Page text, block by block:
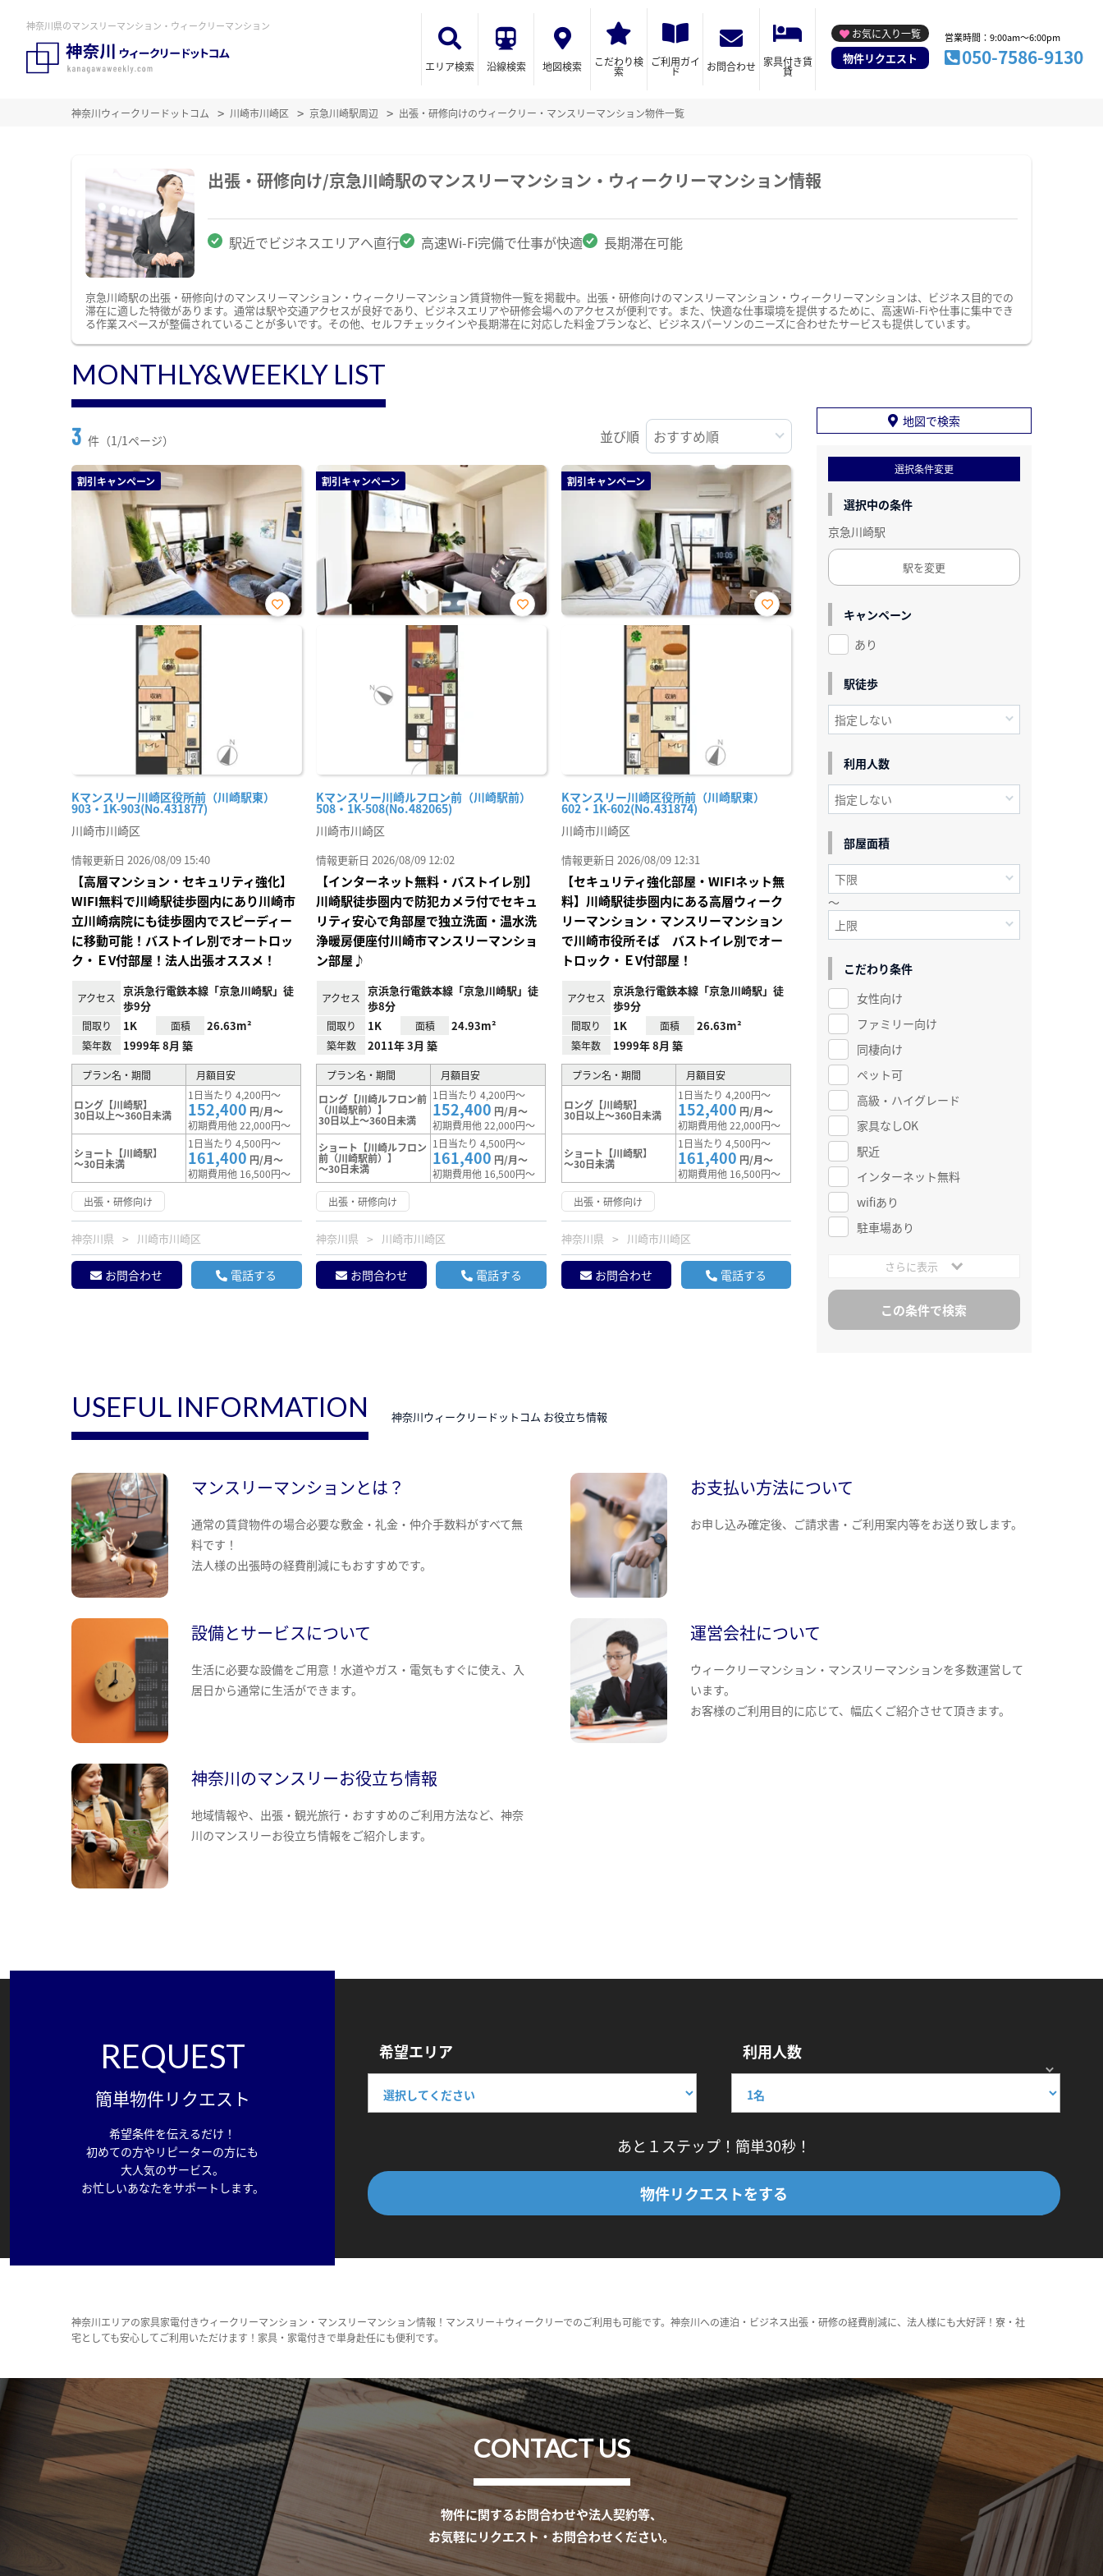
神奈川県のマンスリーマンション・ウィークリーマンション
エリア検索 沿線検索 地図検索 こだわり検
索
ご利用ガイ
ド お問合わせ 家具付き賃
貸
お気に入り一覧
物件リクエスト
営業時間：9:00am～6:00pm
050-7586-9130
神奈川ウィークリードットコム 川崎市川崎区 京急川崎駅周辺 出張・研修向けのウィークリー・マンスリーマンション物件一覧
出張・研修向け/京急川崎駅のマンスリーマンション・ウィークリーマンション情報
駅近でビジネスエリアへ直行 高速Wi-Fi完備で仕事が快適 長期滞在可能
京急川崎駅の出張・研修向けのマンスリーマンション・ウィークリーマンション賃貸物件一覧を掲載中。出張・研修向けのマンスリーマンション・ウィークリーマンションは、ビジネス目的での
滞在に適した特徴があります。通常は駅や交通アクセスが良好であり、ビジネスエリアや研修会場へのアクセスが便利です。また、快適な仕事環境を提供するために、高速Wi-Fiや仕事に集中でき
る作業スペースが整備されていることが多いです。その他、セルフチェックインや長期滞在に対応した料金プランなど、ビジネスパーソンのニーズに合わせたサービスも提供しています。
MONTHLY&WEEKLY LIST
3 件（1/1ページ） 並び順
割引キャンペーン
Kマンスリー川崎区役所前（川崎駅東）
903・1K-903(No.431877)
お気
川崎市川崎区
情報更新日 2026/08/09 15:40
【高層マンション・セキュリティ強化】
WIFI無料で川崎駅徒歩圏内にあり川崎市
立川崎病院にも徒歩圏内でスピーディー
に移動可能！バストイレ別でオートロッ
ク・ＥV付部屋！法人出張オススメ！
アクセス
京浜急行電鉄本線「京急川崎駅」徒
歩9分
間取り 1K 面積 26.63m²
築年数 1999年 8月 築
プラン名・期間 月額目安
ロング【川崎駅】
30日以上～360日未満
1日当たり 4,200円～
152,400 円/月～
初期費用他 22,000円～
ショート【川崎駅】
～30日未満
1日当たり 4,500円～
161,400 円/月～
初期費用他 16,500円～
出張・研修向け
神奈川県 川崎市川崎区
お問合わせ 電話する
割引キャンペーン
Kマンスリー川崎ルフロン前（川崎駅前）
508・1K-508(No.482065)
お気
川崎市川崎区
情報更新日 2026/08/09 12:02
【インターネット無料・バストイレ別】
川崎駅徒歩圏内で防犯カメラ付でセキュ
リティ安心で角部屋で独立洗面・温水洗
浄暖房便座付川崎市マンスリーマンショ
ン部屋♪
アクセス
京浜急行電鉄本線「京急川崎駅」徒
歩8分
間取り 1K 面積 24.93m²
築年数 2011年 3月 築
プラン名・期間
月額目安
ロング【川崎ルフロン前
（川崎駅前）】
30日以上～360日未満
1日当たり 4,200円～
152,400 円/月～
初期費用他 22,000円～
ショート【川崎ルフロン
前（川崎駅前）】
～30日未満
1日当たり 4,500円～
161,400 円/月～
初期費用他 16,500円～
出張・研修向け
神奈川県 川崎市川崎区
お問合わせ 電話する
割引キャンペーン
Kマンスリー川崎区役所前（川崎駅東）
602・1K-602(No.431874)
お気
川崎市川崎区
情報更新日 2026/08/09 12:31
【セキュリティ強化部屋・WIFIネット無
料】川崎駅徒歩圏内にある高層ウィーク
リーマンション・マンスリーマンション
で川崎市役所そば バストイレ別でオー
トロック・ＥV付部屋！
アクセス
京浜急行電鉄本線「京急川崎駅」徒
歩9分
間取り 1K 面積 26.63m²
築年数 1999年 8月 築
プラン名・期間 月額目安
ロング【川崎駅】
30日以上～360日未満
1日当たり 4,200円～
152,400 円/月～
初期費用他 22,000円～
ショート【川崎駅】
～30日未満
1日当たり 4,500円～
161,400 円/月～
初期費用他 16,500円～
出張・研修向け
神奈川県 川崎市川崎区
お問合わせ 電話する
地図で検索
選択条件変更
選択中の条件
京急川崎駅
駅を変更
キャンペーン
あり
駅徒歩
利用人数
部屋面積
～
こだわり条件
女性向け
ファミリー向け
同棲向け
ペット可
高級・ハイグレード
家具なしOK
駅近
インターネット無料
wifiあり
駐車場あり
さらに表示
USEFUL INFORMATION 神奈川ウィークリードットコム お役立ち情報
マンスリーマンションとは？
通常の賃貸物件の場合必要な敷金・礼金・仲介手数料がすべて無
料です！
法人様の出張時の経費削減にもおすすめです。
お支払い方法について
お申し込み確定後、ご請求書・ご利用案内等をお送り致します。
設備とサービスについて
生活に必要な設備をご用意！水道やガス・電気もすぐに使え、入
居日から通常に生活ができます。
運営会社について
ウィークリーマンション・マンスリーマンションを多数運営して
います。
お客様のご利用目的に応じて、幅広くご紹介させて頂きます。
神奈川のマンスリーお役立ち情報
地域情報や、出張・観光旅行・おすすめのご利用方法など、神奈
川のマンスリーお役立ち情報をご紹介します。
REQUEST
簡単物件リクエスト
希望条件を伝えるだけ！
初めての方やリピーターの方にも
大人気のサービス。
お忙しいあなたをサポートします。
希望エリア 利用人数
あと１ステップ！簡単30秒！
物件リクエストをする
神奈川エリアの家具家電付きウィークリーマンション・マンスリーマンション情報！マンスリー＋ウィークリーでのご利用も可能です。神奈川への連泊・ビジネス出張・研修の経費削減に、法人様にも大好評！寮・社
宅としても安心してご利用いただけます！家具・家電付きで単身赴任にも便利です。
CONTACT US
物件に関するお問合わせや法人契約等、
お気軽にリクエスト・お問合わせください。